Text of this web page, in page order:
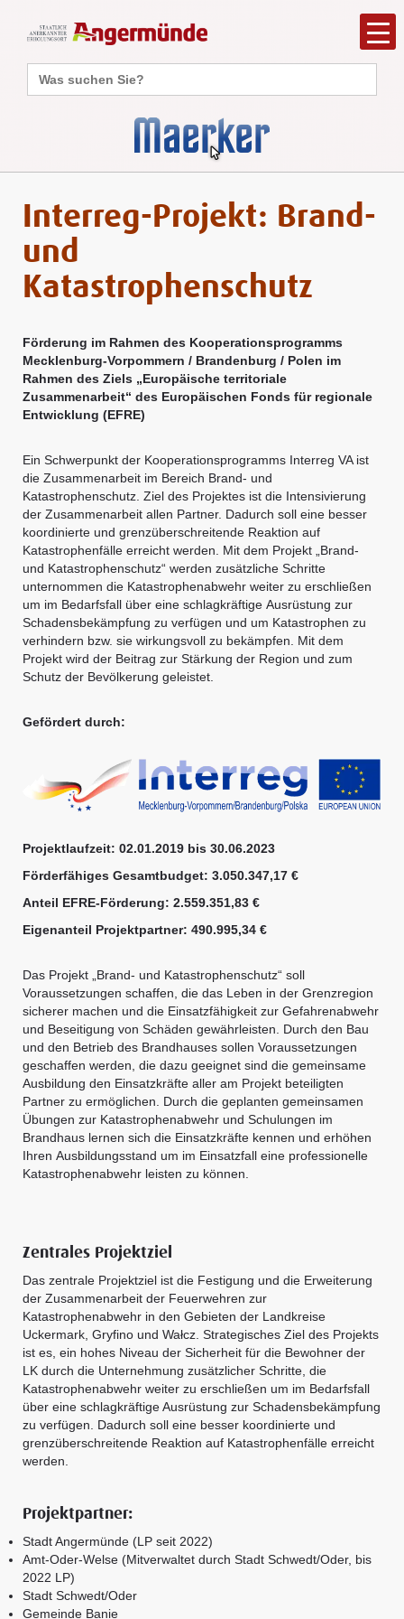
Search
Interreg-Projekt: Brand-
und
Katastrophenschutz
Förderung im Rahmen des Kooperationsprogramms
Mecklenburg-Vorpommern / Brandenburg / Polen im
Rahmen des Ziels „Europäische territoriale
Zusammenarbeit“ des Europäischen Fonds für regionale
Entwicklung (EFRE)
Ein Schwerpunkt der Kooperationsprogramms Interreg VA ist
die Zusammenarbeit im Bereich Brand- und
Katastrophenschutz. Ziel des Projektes ist die Intensivierung
der Zusammenarbeit allen Partner. Dadurch soll eine besser
koordinierte und grenzüberschreitende Reaktion auf
Katastrophenfälle erreicht werden. Mit dem Projekt „Brand-
und Katastrophenschutz“ werden zusätzliche Schritte
unternommen die Katastrophenabwehr weiter zu erschließen
um im Bedarfsfall über eine schlagkräftige Ausrüstung zur
Schadensbekämpfung zu verfügen und um Katastrophen zu
verhindern bzw. sie wirkungsvoll zu bekämpfen. Mit dem
Projekt wird der Beitrag zur Stärkung der Region und zum
Schutz der Bevölkerung geleistet.
Gefördert durch:
Projektlaufzeit: 02.01.2019 bis 30.06.2023
Förderfähiges Gesamtbudget: 3.050.347,17 €
Anteil EFRE-Förderung: 2.559.351,83 €
Eigenanteil Projektpartner: 490.995,34 €
Das Projekt „Brand- und Katastrophenschutz“ soll
Voraussetzungen schaffen, die das Leben in der Grenzregion
sicherer machen und die Einsatzfähigkeit zur Gefahrenabwehr
und Beseitigung von Schäden gewährleisten. Durch den Bau
und den Betrieb des Brandhauses sollen Voraussetzungen
geschaffen werden, die dazu geeignet sind die gemeinsame
Ausbildung den Einsatzkräfte aller am Projekt beteiligten
Partner zu ermöglichen. Durch die geplanten gemeinsamen
Übungen zur Katastrophenabwehr und Schulungen im
Brandhaus lernen sich die Einsatzkräfte kennen und erhöhen
Ihren Ausbildungsstand um im Einsatzfall eine professionelle
Katastrophenabwehr leisten zu können.
Zentrales Projektziel
Das zentrale Projektziel ist die Festigung und die Erweiterung
der Zusammenarbeit der Feuerwehren zur
Katastrophenabwehr in den Gebieten der Landkreise
Uckermark, Gryfino und Wałcz. Strategisches Ziel des Projekts
ist es, ein hohes Niveau der Sicherheit für die Bewohner der
LK durch die Unternehmung zusätzlicher Schritte, die
Katastrophenabwehr weiter zu erschließen um im Bedarfsfall
über eine schlagkräftige Ausrüstung zur Schadensbekämpfung
zu verfügen. Dadurch soll eine besser koordinierte und
grenzüberschreitende Reaktion auf Katastrophenfälle erreicht
werden.
Projektpartner:
Stadt Angermünde (LP seit 2022)
Amt-Oder-Welse (Mitverwaltet durch Stadt Schwedt/Oder, bis
2022 LP)
Stadt Schwedt/Oder
Gemeinde Banie